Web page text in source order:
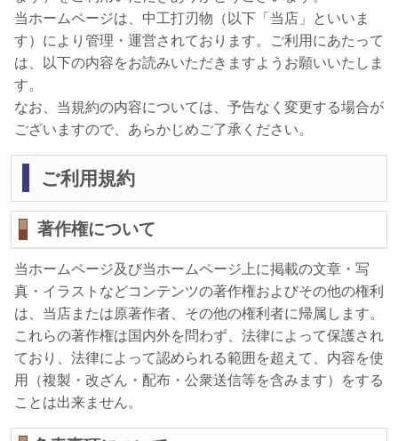
当ホームページは、中工打刃物（以下「当店」といいま
す）により管理・運営されております。ご利用にあたって
は、以下の内容をお読みいただきますようお願いいたしま
す。
なお、当規約の内容については、予告なく変更する場合が
ございますので、あらかじめご了承ください。
ご利用規約
著作権について
当ホームページ及び当ホームページ上に掲載の文章・写
真・イラストなどコンテンツの著作権およびその他の権利
は、当店または原著作者、その他の権利者に帰属します。
これらの著作権は国内外を問わず、法律によって保護され
ており、法律によって認められる範囲を超えて、内容を使
用（複製・改ざん・配布・公衆送信等を含みます）をする
ことは出来ません。